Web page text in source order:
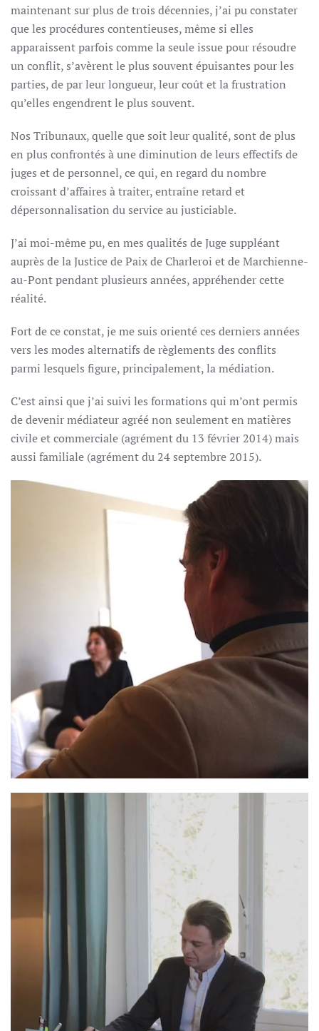
maintenant sur plus de trois décennies, j’ai pu constater
que les procédures contentieuses, même si elles
apparaissent parfois comme la seule issue pour résoudre
un conflit, s’avèrent le plus souvent épuisantes pour les
parties, de par leur longueur, leur coût et la frustration
qu’elles engendrent le plus souvent.
Nos Tribunaux, quelle que soit leur qualité, sont de plus
en plus confrontés à une diminution de leurs effectifs de
juges et de personnel, ce qui, en regard du nombre
croissant d’affaires à traiter, entraîne retard et
dépersonnalisation du service au justiciable.
J’ai moi-même pu, en mes qualités de Juge suppléant
auprès de la Justice de Paix de Charleroi et de Marchienne-
au-Pont pendant plusieurs années, appréhender cette
réalité.
Fort de ce constat, je me suis orienté ces derniers années
vers les modes alternatifs de règlements des conflits
parmi lesquels figure, principalement, la médiation.
C’est ainsi que j’ai suivi les formations qui m’ont permis
de devenir médiateur agréé non seulement en matières
civile et commerciale (agrément du 13 février 2014) mais
aussi familiale (agrément du 24 septembre 2015).